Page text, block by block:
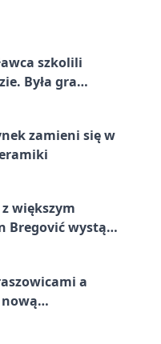
szkolili
Była gra
zamieni się w
większym
Bregović wystąpi
a
nową